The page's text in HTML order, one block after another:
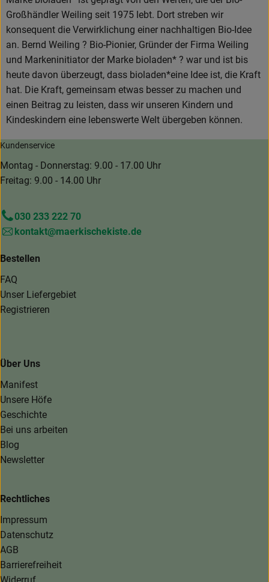
Großhändler Weiling seit 1975 lebt. Dort streben wir
konsequent die Verwirklichung einer nachhaltigen Bio-Idee
an. Bernd Weiling ? Bio-Pionier, Gründer der Firma Weiling
und Markeninitiator der Marke bioladen* ? war und ist bis
heute davon überzeugt, dass bioladen*eine Idee ist, die Kraft
hat. Die Kraft, gemeinsam etwas besser zu machen und
einen Beitrag zu leisten, dass wir unseren Kindern und
Kindeskindern eine lebenswerte Welt übergeben können.
Kundenservice
Montag - Donnerstag: 9.00 - 17.00 Uhr
Freitag: 9.00 - 14.00 Uhr
030 233 222 70
kontakt@maerkischekiste.de
Bestellen
FAQ
Unser Liefergebiet
Registrieren
Über Uns
Manifest
Unsere Höfe
Geschichte
Bei uns arbeiten
Blog
Newsletter
Rechtliches
Impressum
Datenschutz
AGB
Barrierefreiheit